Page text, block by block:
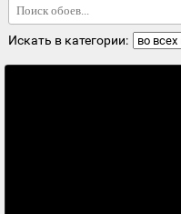
Искать в категории: